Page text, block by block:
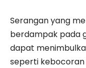
Serangan yang
berdampak pada
dapat
seperti